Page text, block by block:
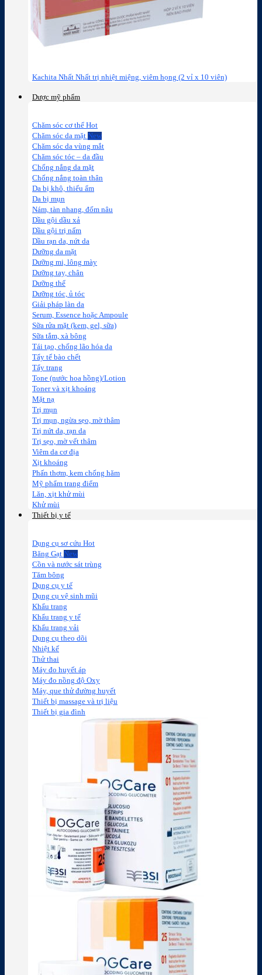
Kachita Nhất Nhất trị nhiệt miệng, viêm họng (2 vỉ x 10 viên)
Dược mỹ phẩm
Chăm sóc cơ thể
Chăm sóc da mặt
Chăm sóc da vùng mắt
Chăm sóc tóc – da đầu
Chống nắng da mặt
Chống nắng toàn thân
Da bị khô, thiếu ẩm
Da bị mụn
Nám, tàn nhang, đốm nâu
Dầu gội dầu xả
Dầu gội trị nấm
Dầu rạn da, nứt da
Dưỡng da mặt
Dưỡng mi, lông mày
Dưỡng tay, chân
Dưỡng thể
Dưỡng tóc, ủ tóc
Giải pháp làn da
Serum, Essence hoặc Ampoule
Sữa rửa mặt (kem, gel, sữa)
Sữa tắm, xà bông
Tái tạo, chống lão hóa da
Tẩy tế bào chết
Tẩy trang
Tone (nước hoa hồng)/Lotion
Toner và xịt khoáng
Mặt nạ
Trị mụn
Trị mụn, ngừa sẹo, mờ thâm
Trị nứt da, rạn da
Trị sẹo, mờ vết thâm
Viêm da cơ địa
Xịt khoáng
Phấn thơm, kem chống hăm
Mỹ phẩm trang điểm
Lăn, xịt khử mùi
Khử mùi
Thiết bị y tế
Dụng cụ sơ cứu
Băng Gạt
Cồn và nước sát trùng
Tăm bông
Dụng cụ y tế
Dụng cụ vệ sinh mũi
Khẩu trang
Khẩu trang y tế
Khẩu trang vải
Dụng cụ theo dõi
Nhiệt kế
Thử thai
Máy đo huyết áp
Máy đo nồng độ Oxy
Máy, que thử đường huyết
Thiết bị massage và trị liệu
Thiết bị gia đình